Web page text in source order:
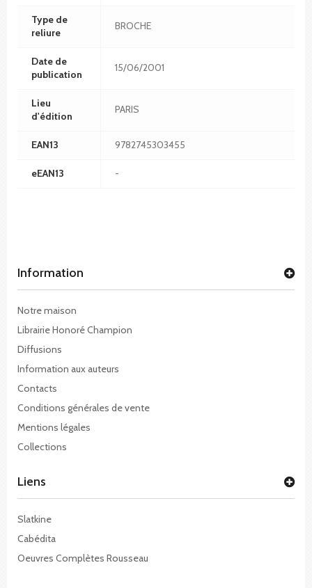
Type de
reliure
BROCHE
Date de
publication
15/06/2001
Lieu
d'édition
PARIS
EAN13 9782745303455
eEAN13 -
Information
Notre maison
Librairie Honoré Champion
Diffusions
Information aux auteurs
Contacts
Conditions générales de vente
Mentions légales
Collections
Liens
Slatkine
Cabédita
Oeuvres Complètes Rousseau